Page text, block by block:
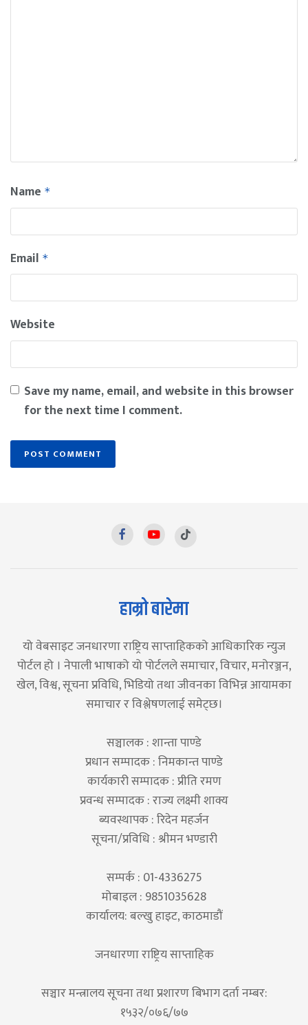
Name *
Email *
Website
Save my name, email, and website in this browser
for the next time I comment.
हाम्रो बारेमा
यो वेबसाइट जनधारणा राष्ट्रिय साप्ताहिकको आधिकारिक न्युज
पोर्टल हो । नेपाली भाषाको यो पोर्टलले समाचार, विचार, मनोरञ्जन,
खेल, विश्व, सूचना प्रविधि, भिडियो तथा जीवनका विभिन्न आयामका
समाचार र विश्लेषणलाई समेट्छ।
सञ्चालक : शान्ता पाण्डे
प्रधान सम्पादक : निमकान्त पाण्डे
कार्यकारी सम्पादक : प्रीति रमण
प्रवन्ध सम्पादक : राज्य लक्ष्मी शाक्य
ब्यवस्थापक : रिदेन महर्जन
सूचना/प्रविधि : श्रीमन भण्डारी
सम्पर्क : 01-4336275
मोबाइल : 9851035628
कार्यालय: बल्खु हाइट, काठमाडौं
जनधारणा राष्ट्रिय साप्ताहिक
सञ्चार मन्त्रालय सूचना तथा प्रशारण बिभाग दर्ता नम्बर:
१५३२/०७६/७७